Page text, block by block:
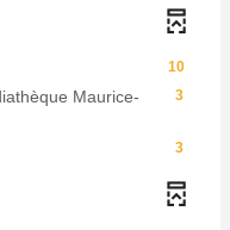
10
3
Maurice-
3